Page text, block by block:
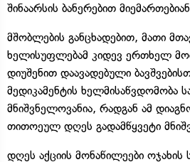
შინაარსის ბანერებით
მშობლების განცხადებით, მათი
ხელისუფლებამ კიდევ ერთხელ
დიუშენით დაავადებული
მედიკამენტის ხელმისაწვდომობა
მნიშვნელოვანია, რადგან ამ
თითოეულ დღეს გადამწყვეტი
დღეს აქციის მონაწილეები ოჯახის